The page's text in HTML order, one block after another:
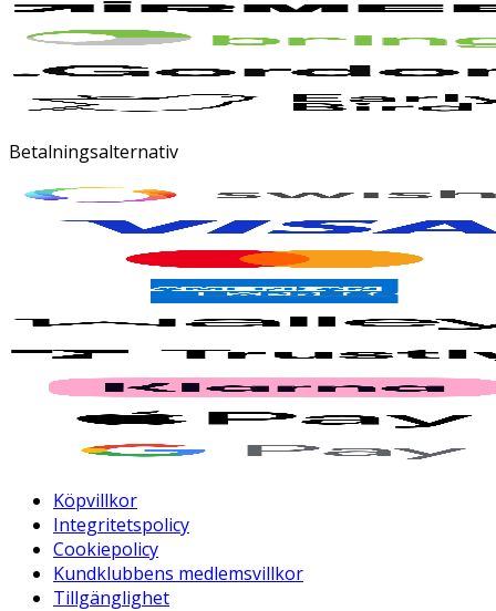
Betalningsalternativ
Köpvillkor
Integritetspolicy
Cookiepolicy
Kundklubbens medlemsvillkor
Tillgänglighet